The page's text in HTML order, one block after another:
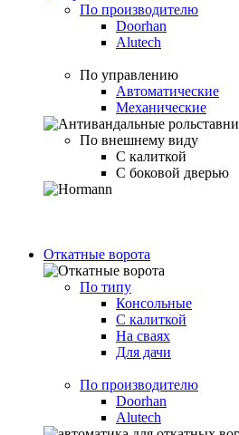
По производителю
Doorhan
Alutech
По управлению
Автоматические
Механические
По внешнему виду
С калиткой
С боковой дверью
Откатные ворота
По типу
Консольные
С калиткой
На сваях
Для дачи
По производителю
Doorhan
Alutech